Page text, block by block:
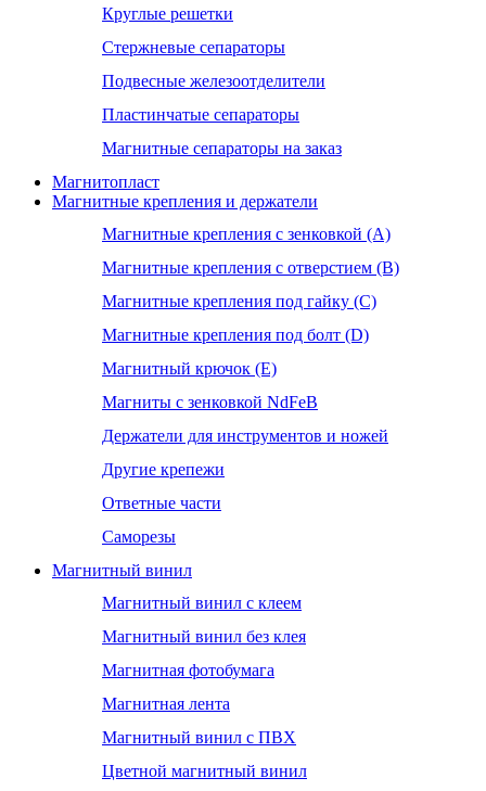
Круглые решетки
Стержневые сепараторы
Подвесные железоотделители
Пластинчатые сепараторы
Магнитные сепараторы на заказ
Магнитопласт
Магнитные крепления и держатели
Магнитные крепления с зенковкой (А)
Магнитные крепления с отверстием (В)
Магнитные крепления под гайку (С)
Магнитные крепления под болт (D)
Магнитный крючок (Е)
Магниты с зенковкой NdFeB
Держатели для инструментов и ножей
Другие крепежи
Ответные части
Саморезы
Магнитный винил
Магнитный винил с клеем
Магнитный винил без клея
Магнитная фотобумага
Магнитная лента
Магнитный винил с ПВХ
Цветной магнитный винил